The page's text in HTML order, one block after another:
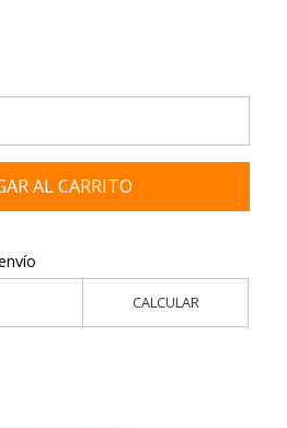
AL CARRITO
CALCULAR